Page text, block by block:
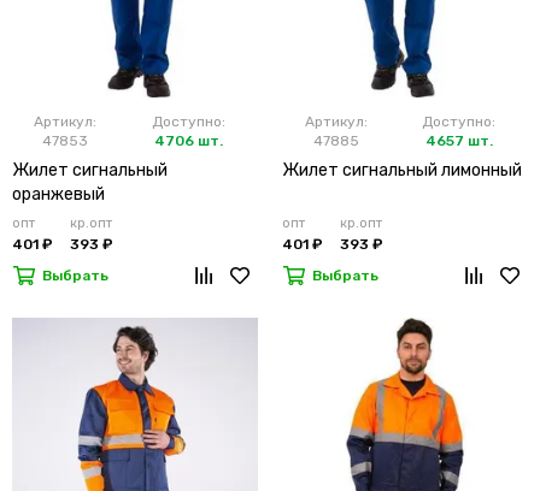
Артикул:
47853
Доступно:
4706 шт.
Жилет сигнальный
оранжевый
опт
401 ₽
кр.опт
393 ₽
Выбрать
Артикул:
47885
Доступно:
4657 шт.
Жилет сигнальный лимонный
опт
401 ₽
кр.опт
393 ₽
Выбрать